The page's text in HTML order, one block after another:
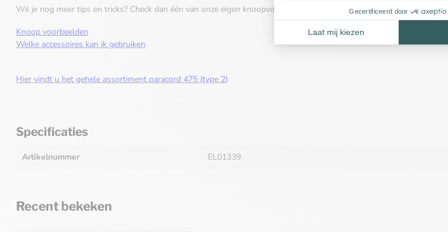
Wil je nog meer tips en tricks? Check dan één van onze eigen knoopvoorbeeld en onze accessoires:
Knoop voorbeelden
Welke accessoires kan ik gebruiken
Hier vindt u het gehele assortiment paracord 475 (type 2)
Specificaties
Artikelnummer EL01339
Recent bekeken